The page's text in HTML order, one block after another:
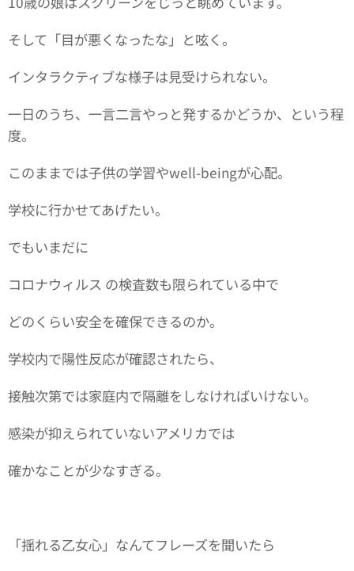
そして「目が悪くなったな」と呟く。
インタラクティブな様子は見受けられない。
一日のうち、一言二言やっと発するかどうか、という程
度。
このままでは子供の学習やwell-beingが心配。
学校に行かせてあげたい。
でもいまだに
コロナウィルス の検査数も限られている中で
どのくらい安全を確保できるのか。
学校内で陽性反応が確認されたら、
接触次第では家庭内で隔離をしなければいけない。
感染が抑えられていないアメリカでは
確かなことが少なすぎる。
「揺れる乙女心」なんてフレーズを聞いたら